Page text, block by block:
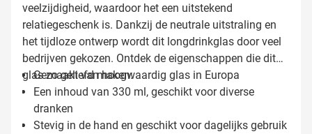
veelzijdigheid, waardoor het een uitstekend
relatiegeschenk is. Dankzij de neutrale uitstraling en
het tijdloze ontwerp wordt dit longdrinkglas door veel
bedrijven gekozen. Ontdek de eigenschappen die dit
glas zo geliefd maken:
Gemaakt van hoogwaardig glas in Europa
Een inhoud van 330 ml, geschikt voor diverse
dranken
Stevig in de hand en geschikt voor dagelijks gebruik